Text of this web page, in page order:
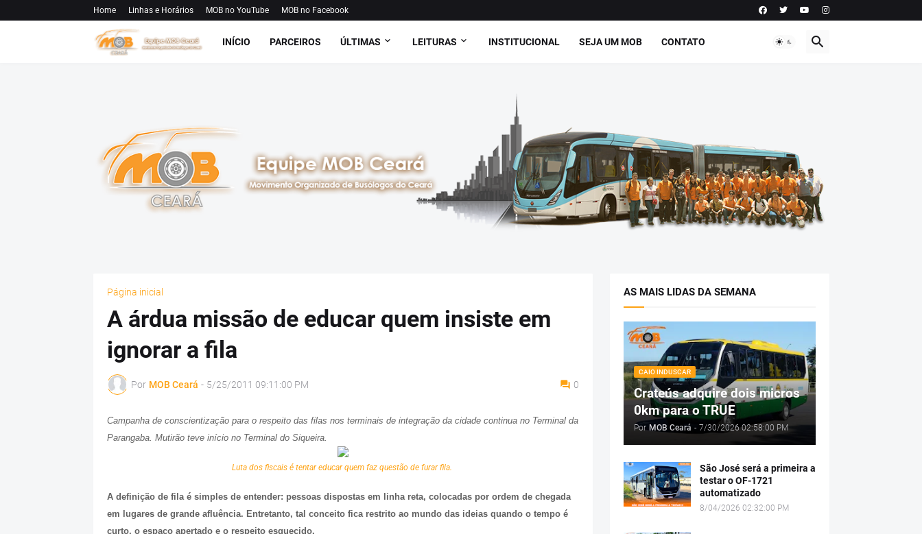
Home Linhas e Horários MOB no YouTube MOB no Facebook
INÍCIO PARCEIROS ÚLTIMAS LEITURAS INSTITUCIONAL SEJA UM MOB CONTATO
Página inicial
A árdua missão de educar quem insiste em
ignorar a fila
Por MOB Ceará - 5/25/2011 09:11:00 PM 0
Campanha de conscientização para o respeito das filas nos terminais de integração da cidade continua no Terminal da
Parangaba. Mutirão teve início no Terminal do Siqueira.
Luta dos fiscais é tentar educar quem faz questão de furar fila.
A definição de fila é simples de entender: pessoas dispostas em linha reta, colocadas por ordem de chegada
em lugares de grande afluência. Entretanto, tal conceito fica restrito ao mundo das ideias quando o tempo é
curto, o espaço apertado e o respeito esquecido.
AS MAIS LIDAS DA SEMANA
CAIO INDUSCAR
Crateús adquire dois micros
0km para o TRUE
Por MOB Ceará - 7/30/2026 02:58:00 PM
São José será a primeira a
testar o OF-1721
automatizado
8/04/2026 02:32:00 PM